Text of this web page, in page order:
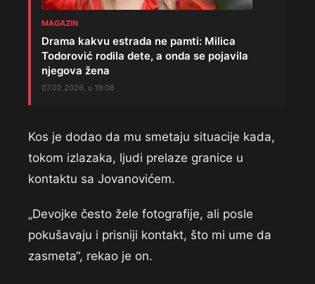
MAGAZIN
Drama kakvu estrada ne pamti: Milica
Todorović rodila dete, a onda se pojavila
njegova žena
07.02.2026. u 19:08
Kos je dodao da mu smetaju situacije kada,
tokom izlazaka, ljudi prelaze granice u
kontaktu sa Jovanovićem.
„Devojke često žele fotografije, ali posle
pokušavaju i prisniji kontakt, što mi ume da
zasmeta“, rekao je on.